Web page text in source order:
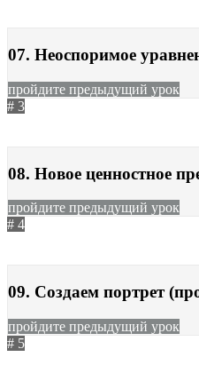
07. Неоспоримое
пройдите предыдущий урок
# 3
08. Новое ценностное
пройдите предыдущий урок
# 4
09. Создаем портрет
пройдите предыдущий урок
# 5